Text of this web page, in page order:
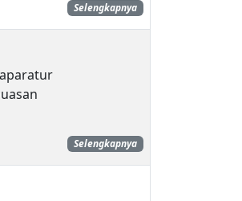
Selengkapnya
Selengkapnya